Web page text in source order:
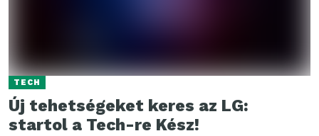
TECH
Új tehetségeket keres az LG:
startol a Tech-re Kész!